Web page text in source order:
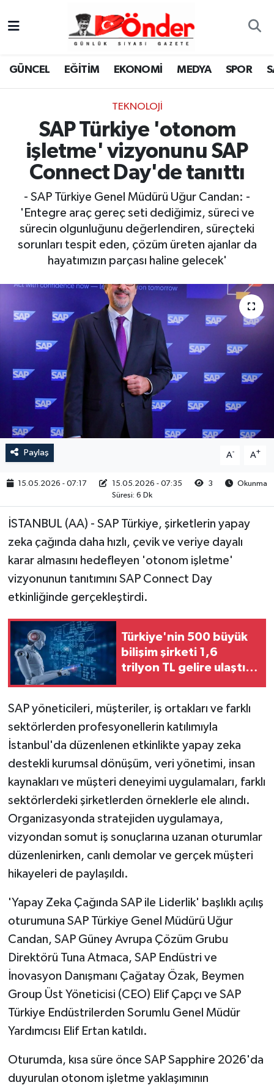
GÜNCEL EĞİTİM EKONOMİ MEDYA SPOR
TEKNOLOJI
SAP Türkiye 'otonom
işletme' vizyonunu SAP
Connect Day'de tanıttı
- SAP Türkiye Genel Müdürü Uğur Candan: -
'Entegre araç gereç seti dediğimiz, süreci ve
sürecin olgunluğunu değerlendiren, süreçteki
sorunları tespit eden, çözüm üreten ajanlar da
hayatımızın parçası haline gelecek'
Paylaş A- A+
15.05.2026 - 07:17 15.05.2026 - 07:35 3
Okunma
Süresi: 6 Dk
İSTANBUL (AA) - SAP Türkiye, şirketlerin yapay
zeka çağında daha hızlı, çevik ve veriye dayalı
karar almasını hedefleyen 'otonom işletme'
vizyonunun tanıtımını SAP Connect Day
etkinliğinde gerçekleştirdi.
Türkiye'nin 500 büyük
bilişim şirketi 1,6
trilyon TL gelire ulaştı...
SAP yöneticileri, müşteriler, iş ortakları ve farklı
sektörlerden profesyonellerin katılımıyla
İstanbul'da düzenlenen etkinlikte yapay zeka
destekli kurumsal dönüşüm, veri yönetimi, insan
kaynakları ve müşteri deneyimi uygulamaları, farklı
sektörlerdeki şirketlerden örneklerle ele alındı.
Organizasyonda stratejiden uygulamaya,
vizyondan somut iş sonuçlarına uzanan oturumlar
düzenlenirken, canlı demolar ve gerçek müşteri
hikayeleri de paylaşıldı.
'Yapay Zeka Çağında SAP ile Liderlik' başlıklı açılış
oturumuna SAP Türkiye Genel Müdürü Uğur
Candan, SAP Güney Avrupa Çözüm Grubu
Direktörü Tuna Atmaca, SAP Endüstri ve
İnovasyon Danışmanı Çağatay Özak, Beymen
Group Üst Yöneticisi (CEO) Elif Çapçı ve SAP
Türkiye Endüstrilerden Sorumlu Genel Müdür
Yardımcısı Elif Ertan katıldı.
Oturumda, kısa süre önce SAP Sapphire 2026'da
duyurulan otonom işletme yaklaşımının
GÜNCEL
MEDYA
SPOR
SAĞLIK
KÜLTÜR-SANAT
YAŞAM
Zonguldak Nöbetçi Eczaneler
Zonguldak Namaz Vakitleri
Zonguldak Trafik Yoğunluk Haritası
TFF 3.Lig 4.Grup Puan Durumu ve Fikstür
Tüm Manşetler
Son Dakika Haberleri
Haber Arşivi